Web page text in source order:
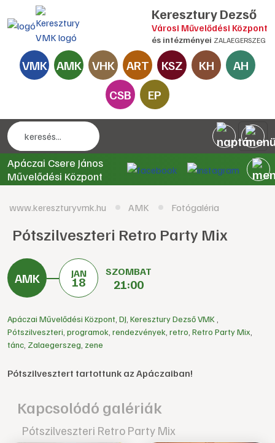
Keresztury Dezső
Városi Művelődési Központ
és intézményei ZALAEGERSZEG
VMK AMK VHK ART KSZ KH
AH
CSB
EP
Apáczai Csere János
Művelődési Központ
www.kereszturyvmk.hu AMK Fotógaléria
Pótszilveszteri Retro Party Mix
JAN
18
SZOMBAT
21:00
Apáczai Művelődési Központ DJ Keresztury Dezső VMK
Pótszilveszteri programok rendezvények retro Retro Party Mix
tánc Zalaegerszeg zene
Pótszilvesztert tartottunk az Apáczaiban!
Kapcsolódó galériák
Pótszilveszteri Retro Party Mix